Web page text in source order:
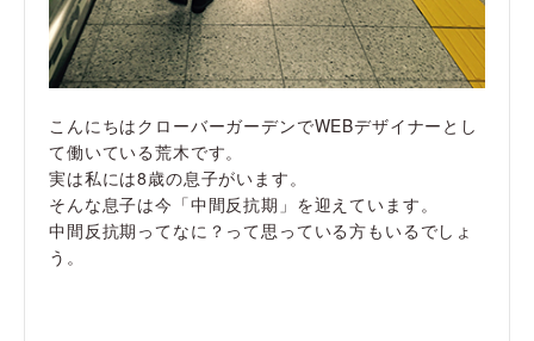
こんにちはクローバーガーデンでWEBデザイナーとし
て働いている荒木です。
実は私には8歳の息子がいます。
そんな息子は今「中間反抗期」を迎えています。
中間反抗期ってなに？って思っている方もいるでしょ
う。